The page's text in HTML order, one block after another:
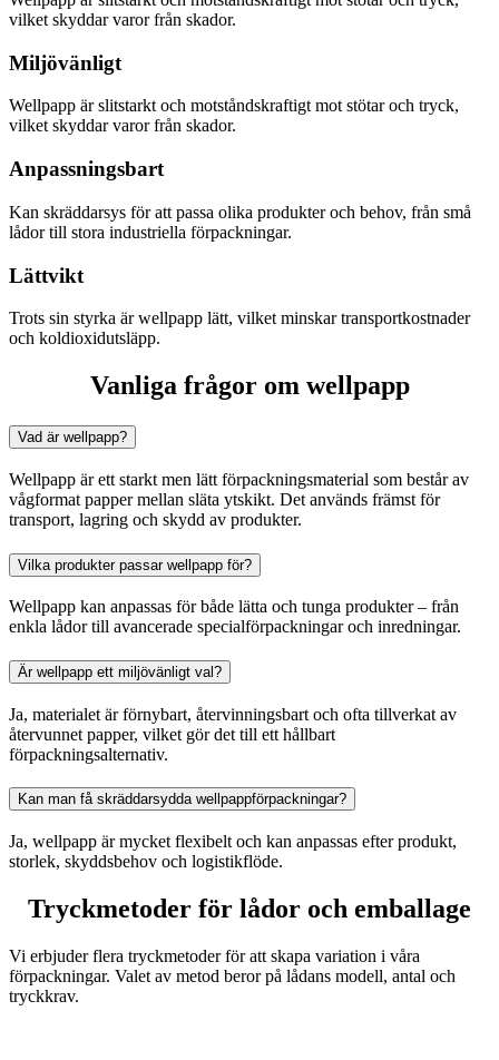
vilket skyddar varor från skador.
Miljövänligt
Wellpapp är slitstarkt och motståndskraftigt mot stötar och tryck,
vilket skyddar varor från skador.
Anpassningsbart
Kan skräddarsys för att passa olika produkter och behov, från små
lådor till stora industriella förpackningar.
Lättvikt
Trots sin styrka är wellpapp lätt, vilket minskar transportkostnader
och koldioxidutsläpp.
Vanliga frågor om wellpapp
Vad är wellpapp?
Wellpapp är ett starkt men lätt förpackningsmaterial som består av
vågformat papper mellan släta ytskikt. Det används främst för
transport, lagring och skydd av produkter.
Vilka produkter passar wellpapp för?
Wellpapp kan anpassas för både lätta och tunga produkter – från
enkla lådor till avancerade specialförpackningar och inredningar.
Är wellpapp ett miljövänligt val?
Ja, materialet är förnybart, återvinningsbart och ofta tillverkat av
återvunnet papper, vilket gör det till ett hållbart
förpackningsalternativ.
Kan man få skräddarsydda wellpappförpackningar?
Ja, wellpapp är mycket flexibelt och kan anpassas efter produkt,
storlek, skyddsbehov och logistikflöde.
Tryckmetoder för lådor och emballage
Vi erbjuder flera tryckmetoder för att skapa variation i våra
förpackningar. Valet av metod beror på lådans modell, antal och
tryckkrav.